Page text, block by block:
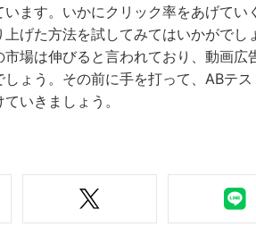
います。いかにクリック率をあげてい
上げた方法を試してみてはいかがでし
市場は伸びると言われており、動画
しょう。その前に手を打って、ABテ
いきましょう。